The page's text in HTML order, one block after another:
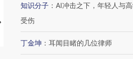
【推广】走进第四届链博
会，让数智科技“链”接产
【特别呈现】寻找
有意思的生活方式·第
知识分子 ： AI冲击之下，年轻人与
受伤
丁金坤 ： 耳闻目睹的几位律师